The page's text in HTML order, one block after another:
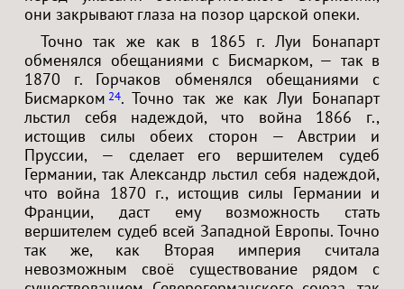
они закрывают глаза на позор царской опеки.
Точно так же как в 1865 г. Луи Бонапарт
обменялся обещаниями с Бисмарком, — так в
1870 г. Горчаков обменялся обещаниями с
Бисмарком 24. Точно так же как Луи Бонапарт
льстил себя надеждой, что война 1866 г.,
истощив силы обеих сторон — Австрии и
Пруссии, — сделает его вершителем судеб
Германии, так Александр льстил себя надеждой,
что война 1870 г., истощив силы Германии и
Франции, даст ему возможность стать
вершителем судеб всей Западной Европы. Точно
так же, как Вторая империя считала
невозможным своё существование рядом с